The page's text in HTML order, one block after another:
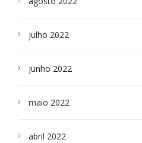
julho 2022
junho 2022
maio 2022
abril 2022